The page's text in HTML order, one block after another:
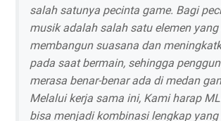
salah satunya pecinta game. Bagi
musik adalah salah satu elemen
membangun suasana dan
pada saat bermain, sehingga
merasa benar-benar ada di medan
Melalui kerja sama ini, Kami harap
bisa menjadi kombinasi lengkap